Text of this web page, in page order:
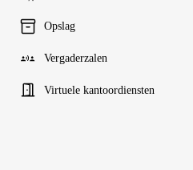
Opslag
Vergaderzalen
Virtuele kantoordiensten